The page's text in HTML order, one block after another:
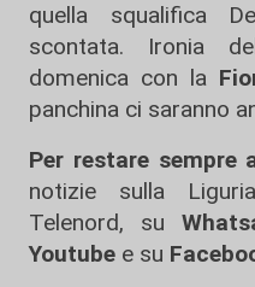
quella squalifica
scontata. Ironia
domenica con la
panchina ci saranno
Per restare sempre
notizie sulla
Telenord, su
Youtube e su